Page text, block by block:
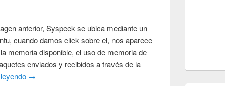
anterior, Syspeek se ubica mediante un
cuando damos click sobre el, nos aparece
memoria disponible, el uso de memoria de
enviados y recibidos a través de la
→